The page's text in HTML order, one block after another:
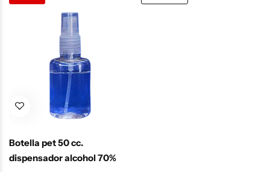
Botella pet 50 cc.
dispensador alcohol 70%